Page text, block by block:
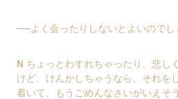
──よく会ったりしないとよいのでし
N ちょっとわすれちゃったり、悲し
けど、けんかしちゃうなら、それを
着いて、もうごめんなさいがいえそ